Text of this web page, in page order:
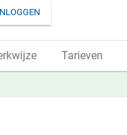
Tarieven